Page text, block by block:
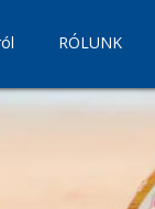
RÓLUNK